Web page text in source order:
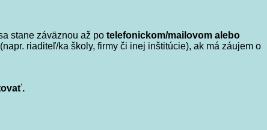
stane záväznou až po telefonickom/mailovom alebo
riaditeľ/ka školy, firmy či inej inštitúcie), ak má záujem o